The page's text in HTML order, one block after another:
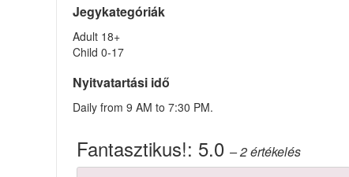
Jegykategóriák
Adult 18+
Child 0-17
Nyitvatartási idő
Daily from 9 AM to 7:30 PM.
Fantasztikus!: 5.0– 2értékelés